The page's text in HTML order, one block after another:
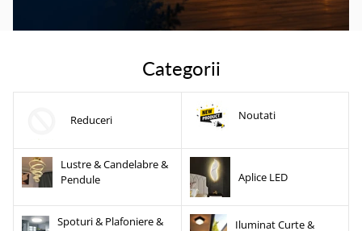
Categorii
Reduceri Noutati
Lustre & Candelabre &
Pendule
Aplice LED
Spoturi & Plafoniere &
Iluminat Curte &